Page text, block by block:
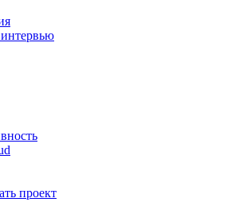
интервью
проект